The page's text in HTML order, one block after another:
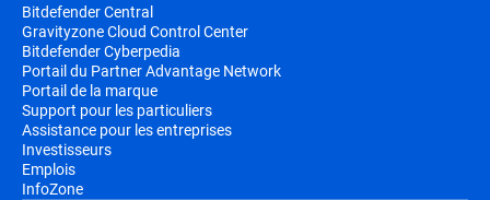
Bitdefender Central
Gravityzone Cloud Control Center
Bitdefender Cyberpedia
Portail du Partner Advantage Network
Portail de la marque
Support pour les particuliers
Assistance pour les entreprises
Investisseurs
Emplois
InfoZone